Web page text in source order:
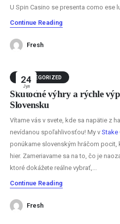
U Spin Casino se presenta como ese
Continue Reading
Fresh
24
Јул
UNCATEGORIZED
Skutočné výhry a rýchle
Slovensku
Vítame vás v svete, kde sa napätie z
nevídanou spoľahlivosťou! My v Stake
ponúkame slovenským hráčom pocit,
hier. Zameriavame sa na to, čo je
ktoré dokážete reálne vybrať,...
Continue Reading
Fresh